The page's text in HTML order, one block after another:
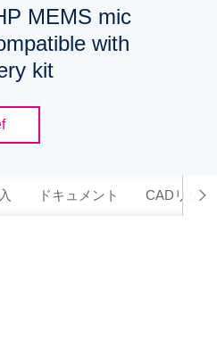
MEMS mic
with
kit
ドキュメント CADリソー